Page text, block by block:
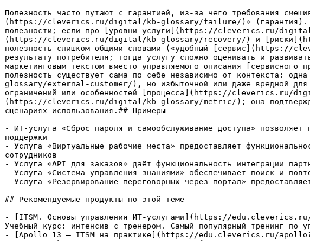
Полезность часто путают с гарантией, из-за чего требования
(https://cleverics.ru/digital/kb-glossary/failure/)» (гарантия).
полезности; если про [уровни услуги](https://cleverics.ru/
(https://cleverics.ru/digital/kb-glossary/recovery/) и
полезность слишком общими словами («удобный [сервис](https://
результату потребителя; тогда услугу сложно оценивать и
маркетинговым текстом вместо управляемого описания
полезность существует сама по себе независимо от контекста:
glossary/external-customer/), но избыточной или даже вредной
ограничений или особенностей [процесса](https://cleverics.ru/
(https://cleverics.ru/digital/kb-glossary/metric/); она
сценариях использования.## Примеры
- ИТ-услуга «Сброс пароля и самообслуживание доступа»
поддержки
- Услуга «Виртуальные рабочие места» предоставляет
сотрудников
- Услуга «API для заказов» даёт функциональность интеграции
- Услуга «Система управления знаниями» обеспечивает поиск и
- Услуга «Резервирование переговорных через портал»
## Рекомендуемые продукты по этой теме
- [ITSM. Основы управления ИТ-услугами](https://edu.cleverics.ru/
Учебный курс: интенсив с тренером. Самый популярный тренинг по
- [Apollo 13 — ITSM на практике](https://edu.cleverics.ru/